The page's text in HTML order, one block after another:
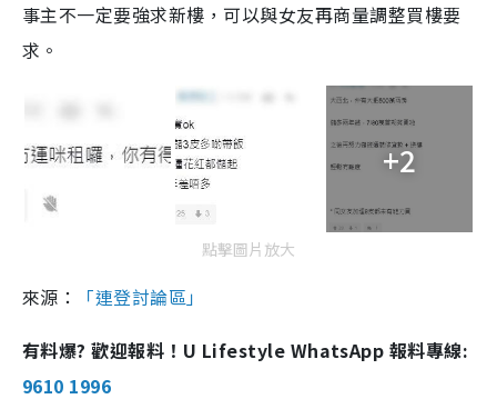
事主不一定要強求新樓，可以與女友再商量調整買樓要
求。
+2
點擊圖片放大
來源：
「連登討論區」
有料爆? 歡迎報料！U Lifestyle WhatsApp 報料專線:
9610 1996